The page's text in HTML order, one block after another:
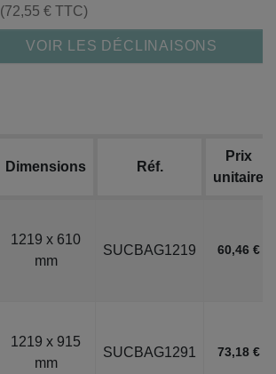
(72,55 € TTC)
VOIR LES DÉCLINAISONS
Dimensions Réf.
Prix
unitaire
1219 x 610
mm
SUCBAG1219 60,46 €
1219 x 915
mm
SUCBAG1291 73,18 €